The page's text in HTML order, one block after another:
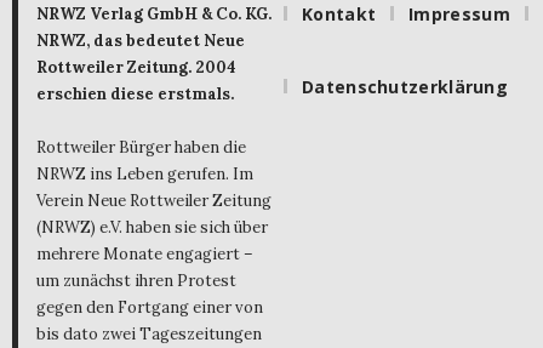
NRWZ Verlag GmbH & Co. KG.
NRWZ, das bedeutet Neue
Rottweiler Zeitung. 2004
erschien diese erstmals.
Rottweiler Bürger haben die
NRWZ ins Leben gerufen. Im
Verein Neue Rottweiler Zeitung
(NRWZ) e.V. haben sie sich über
mehrere Monate engagiert –
um zunächst ihren Protest
gegen den Fortgang einer von
bis dato zwei Tageszeitungen
Kontakt Impressum
Datenschutzerklärung